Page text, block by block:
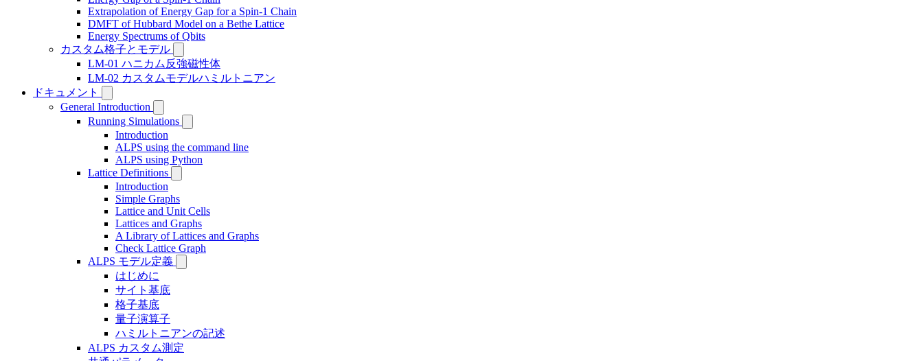
Extrapolation of Energy Gap for a Spin-1 Chain
DMFT of Hubbard Model on a Bethe Lattice
Energy Spectrums of Qbits
カスタム格子とモデル
LM-01 ハニカム反強磁性体
LM-02 カスタムモデルハミルトニアン
ドキュメント
General Introduction
Running Simulations
Introduction
ALPS using the command line
ALPS using Python
Lattice Definitions
Introduction
Simple Graphs
Lattice and Unit Cells
Lattices and Graphs
A Library of Lattices and Graphs
Check Lattice Graph
ALPS モデル定義
はじめに
サイト基底
格子基底
量子演算子
ハミルトニアンの記述
ALPS カスタム測定